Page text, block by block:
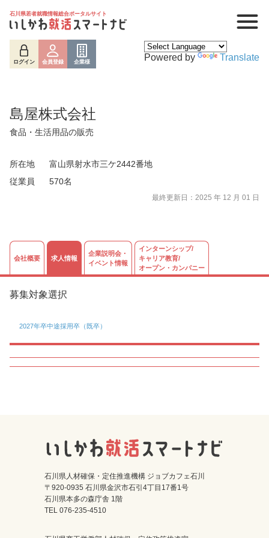
石川県若者就職情報総合ポータルサイト
ログイン 会員登録 企業様 Powered by Translate
島屋株式会社
食品・生活用品の販売
所在地
富山県射水市三ケ2442番地
従業員
570名
最終更新日：2025 年 12 月 01 日
会社概要 求人情報
企業説明会・
イベント情報
インターンシップ/
キャリア教育/
オープン・カンパニー
募集対象選択
2027年卒中途採用卒（既卒）
石川県人材確保・定住推進機構 ジョブカフェ石川
〒920-0935 石川県金沢市石引4丁目17番1号
石川県本多の森庁舎 1階
TEL 076-235-4510